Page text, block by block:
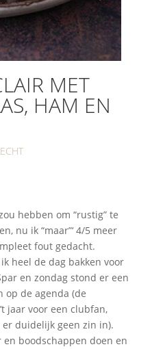
MET
HAM EN
hebben om “rustig” te
nu ik “maar”‘ 4/5 meer
fout gedacht.
heel de dag bakken voor
en zondag stond er een
op de agenda (de
jaar voor een clubfan,
duidelijk geen zin in).
boodschappen doen en